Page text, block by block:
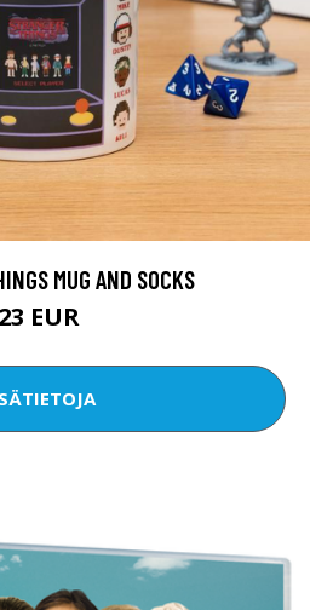
MUG AND SOCKS
23 EUR